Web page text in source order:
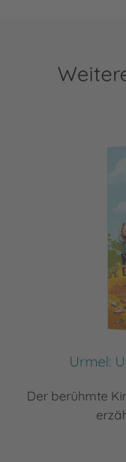
Urmel:
Der berühmte